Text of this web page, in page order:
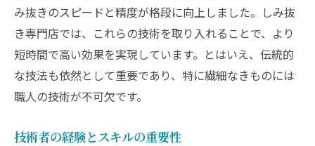
み抜きのスピードと精度が格段に向上しました。しみ抜
き専門店では、これらの技術を取り入れることで、より
短時間で高い効果を実現しています。とはいえ、伝統的
な技法も依然として重要であり、特に繊細なきものには
職人の技術が不可欠です。
技術者の経験とスキルの重要性